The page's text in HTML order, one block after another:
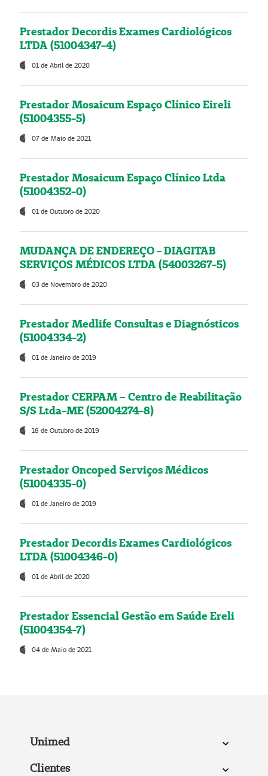
Prestador Decordis Exames Cardiológicos
LTDA (51004347-4)
01 de Abril de 2020
Prestador Mosaicum Espaço Clínico Eireli
(51004355-5)
07 de Maio de 2021
Prestador Mosaicum Espaço Clínico Ltda
(51004352-0)
01 de Outubro de 2020
MUDANÇA DE ENDEREÇO - DIAGITAB
SERVIÇOS MÉDICOS LTDA (54003267-5)
03 de Novembro de 2020
Prestador Medlife Consultas e Diagnósticos
(51004334-2)
01 de Janeiro de 2019
Prestador CERPAM – Centro de Reabilitação
S/S Ltda-ME (52004274-8)
18 de Outubro de 2019
Prestador Oncoped Serviços Médicos
(51004335-0)
01 de Janeiro de 2019
Prestador Decordis Exames Cardiológicos
LTDA (51004346-0)
01 de Abril de 2020
Prestador Essencial Gestão em Saúde Ereli
(51004354-7)
04 de Maio de 2021
Unimed
Clientes